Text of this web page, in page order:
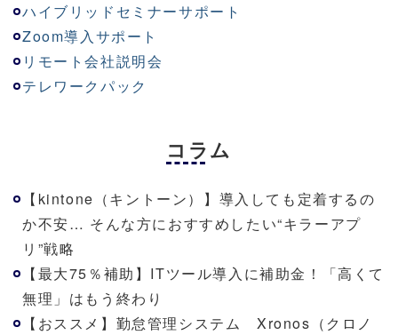
ハイブリッドセミナーサポート
Zoom導入サポート
リモート会社説明会
テレワークパック
コラム
【kintone（キントーン）】導入しても定着するの
か不安… そんな方におすすめしたい“キラーアプ
リ”戦略
【最大75％補助】ITツール導入に補助金！「高くて
無理」はもう終わり
【おススメ】勤怠管理システム Xronos（クロノ